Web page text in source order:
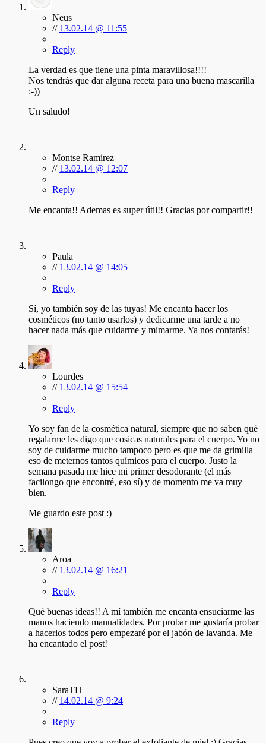
Neus
// 13.02.14 @ 11:55
Reply
La verdad es que tiene una pinta maravillosa!!!!
Nos tendrás que dar alguna receta para una buena mascarilla
:-))
Un saludo!
Montse Ramirez
// 13.02.14 @ 12:07
Reply
Me encanta!! Ademas es super útil!! Gracias por compartir!!
Paula
// 13.02.14 @ 14:05
Reply
Sí, yo también soy de las tuyas! Me encanta hacer los
cosméticos (no tanto usarlos) y dedicarme una tarde a no
hacer nada más que cuidarme y mimarme. Ya nos contarás!
Lourdes
// 13.02.14 @ 15:54
Reply
Yo soy fan de la cosmética natural, siempre que no saben qué
regalarme les digo que cosicas naturales para el cuerpo. Yo no
soy de cuidarme mucho tampoco pero es que me da grimilla
eso de meternos tantos químicos para el cuerpo. Justo la
semana pasada me hice mi primer desodorante (el más
facilongo que encontré, eso sí) y de momento me va muy
bien.
Me guardo este post :)
Aroa
// 13.02.14 @ 16:21
Reply
Qué buenas ideas!! A mí también me encanta ensuciarme las
manos haciendo manualidades. Por probar me gustaría probar
a hacerlos todos pero empezaré por el jabón de lavanda. Me
ha encantado el post!
SaraTH
// 14.02.14 @ 9:24
Reply